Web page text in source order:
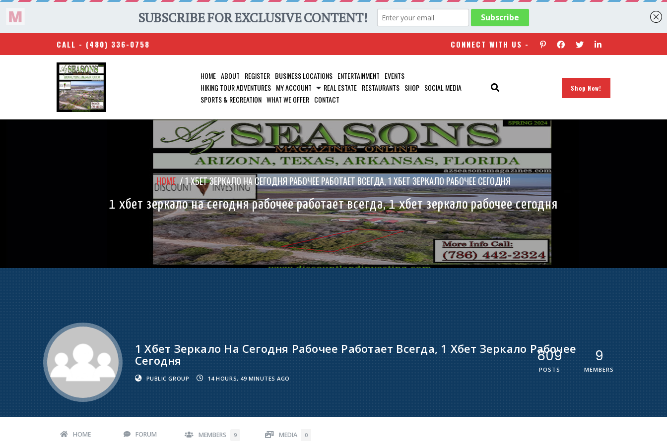
CALL - (480) 336-0758 CONNECT WITH US -
HOME ABOUT REGISTER BUSINESS LOCATIONS ENTERTAINMENT EVENTS
HIKING TOUR ADVENTURES MY ACCOUNT REAL ESTATE RESTAURANTS SHOP SOCIAL MEDIA
SPORTS & RECREATION WHAT WE OFFER CONTACT
Shop Now!
HOME/1 ХБЕТ ЗЕРКАЛО НА СЕГОДНЯ РАБОЧЕЕ РАБОТАЕТ ВСЕГДА, 1 ХБЕТ ЗЕРКАЛО РАБОЧЕЕ СЕГОДНЯ
1 хбет зеркало на сегодня рабочее работает всегда, 1 хбет зеркало рабочее сегодня
1 Хбет Зеркало На Сегодня Рабочее Работает Всегда, 1 Хбет Зеркало Рабочее
Сегодня
PUBLIC GROUP 14 HOURS, 49 MINUTES AGO
809
POSTS
9
MEMBERS
HOME FORUM MEMBERS 9 MEDIA 0